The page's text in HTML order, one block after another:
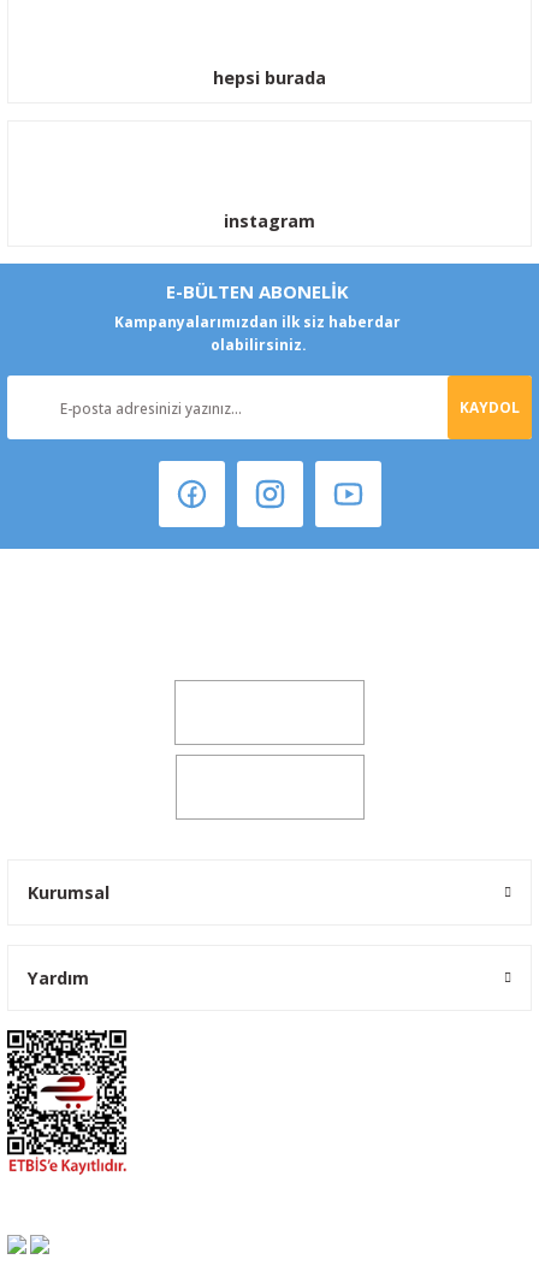
hepsi burada
instagram
E-BÜLTEN ABONELİK
Kampanyalarımızdan ilk siz haberdar
olabilirsiniz.
KAYDOL
Kurumsal
Yardım